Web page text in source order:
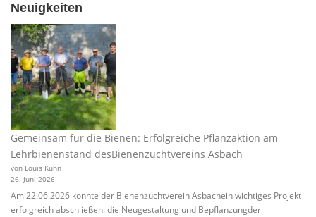
Neuigkeiten
Gemeinsam für die Bienen: Erfolgreiche Pflanzaktion am
Lehrbienenstand desBienenzuchtvereins Asbach
von Louis Kuhn
26. Juni 2026
Am 22.06.2026 konnte der Bienenzuchtverein Asbachein wichtiges Projekt
erfolgreich abschließen: die Neugestaltung und Bepflanzungder